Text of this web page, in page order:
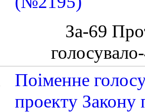
За-69
Поіменне
проекту Закону